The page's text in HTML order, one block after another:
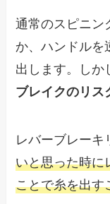
通常のスピニン
か、ハンドルを
出します。しか
ブレイクのリス
レバーブレーキ
いと思った時に
ことで糸を出す